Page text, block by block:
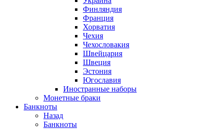
Финляндия
Франция
Хорватия
Чехия
Чехословакия
Швейцария
Швеция
Эстония
Югославия
Иностранные наборы
Монетные браки
Банкноты
Назад
Банкноты